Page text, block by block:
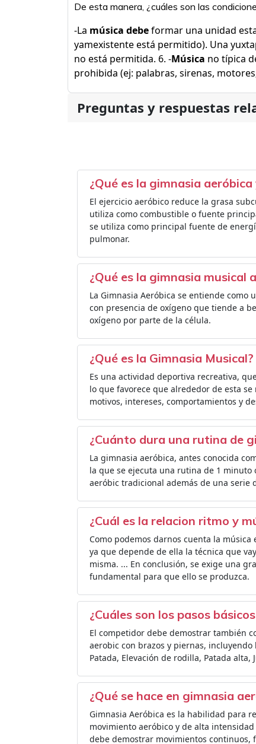
De esta manera, ¿cuáles son las
-La música debeformar una unidad
yamexistente está permitido). Una
no está permitida. 6. -Música no típica
prohibida (ej: palabras, sirenas,
Preguntas y respuestas
¿Qué es la gimnasia
El ejercicio aeróbico reduce la grasa
utiliza como combustible o fuente
se utiliza como principal fuente de
pulmonar.
¿Qué es la gimnasia musical
La Gimnasia Aeróbica se entiende
con presencia de oxígeno que tiende a
oxígeno por parte de la célula.
¿Qué es la Gimnasia Musical?
Es una actividad deportiva recreativa,
lo que favorece que alrededor de esta
motivos, intereses, comportamientos y
¿Cuánto dura una rutina de
La gimnasia aeróbica, antes conocida
la que se ejecuta una rutina de 1
aeróbic tradicional además de una serie
¿Cuál es la relacion ritmo y
Como podemos darnos cuenta la
ya que depende de ella la técnica que
misma. ... En conclusión, se exige una
fundamental para que ello se produzca.
¿Cuáles son los pasos
El competidor debe demostrar también
aerobic con brazos y piernas,
Patada, Elevación de rodilla, Patada alta,
¿Qué se hace en gimnasia
Gimnasia Aeróbica es la habilidad para
movimiento aeróbico y de alta
debe demostrar movimientos continuos,